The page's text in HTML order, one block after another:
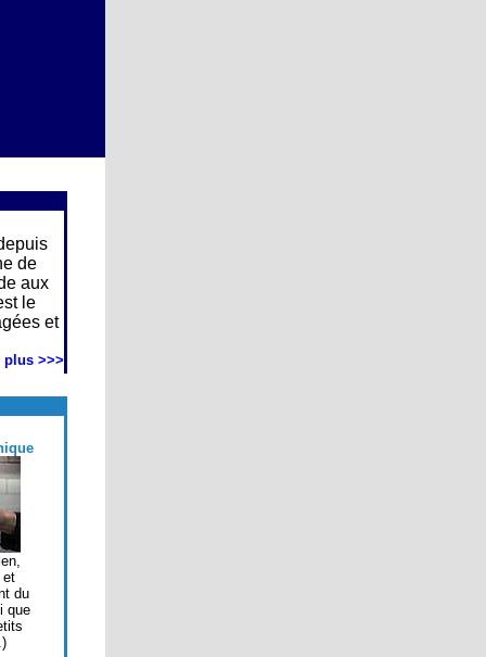
de
aux
le
et
plus >>>
et
du
que